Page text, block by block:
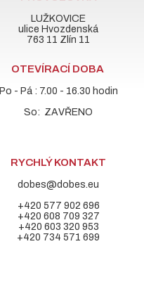
LUŽKOVICE
ulice Hvozdenská
763 11 Zlín 11
OTEVÍRACÍ DOBA
Po - Pá : 7.00 - 16.30 hodin
So: ZAVŘENO
RYCHLÝ KONTAKT
dobes@dobes.eu
+420 577 902 696
+420 608 709 327
+420 603 320 953
+420 734 571 699